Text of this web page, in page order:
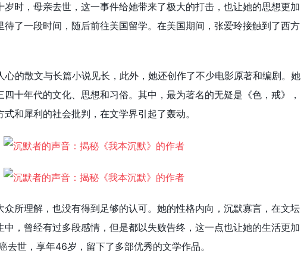
岁时，母亲去世，这一事件给她带来了极大的打击，也让她的思想更加
待了一段时间，随后前往美国留学。在美国期间，张爱玲接触到了西方
心的散文与长篇小说见长，此外，她还创作了不少电影原著和编剧。她
十年代的文化、思想和习俗。其中，最为著名的无疑是《色，戒》，
和犀利的社会批判，在文学界引起了轰动。
所理解，也没有得到足够的认可。她的性格内向，沉默寡言，在文坛
，曾经有过多段感情，但是都以失败告终，这一点也让她的生活更加
去世，享年46岁，留下了多部优秀的文学作品。